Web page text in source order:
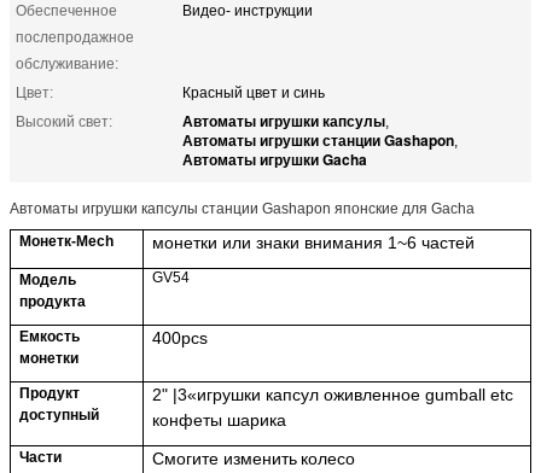
Обеспеченное
послепродажное
обслуживание:
Видео- инструкции
Цвет:
Красный цвет и синь
Высокий свет:
Автоматы игрушки капсулы,
Автоматы игрушки станции Gashapon,
Автоматы игрушки Gacha
Автоматы игрушки капсулы станции Gashapon японские для Gacha
Монетк-Mech
монетки или знаки внимания 1~6 частей
Модель
продукта
GV54
Емкость
монетки
400pcs
Продукт
доступный
2" |3«игрушки капсул оживленное gumball etc
конфеты шарика
Части Смогите изменить колесо